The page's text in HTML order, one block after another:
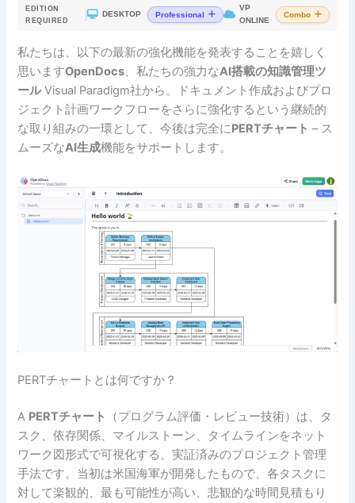
EDITION
REQUIRED
DESKTOP Professional
VP
ONLINE
Combo
私たちは、以下の最新の強化機能を発表することを嬉しく
思いますOpenDocs、私たちの強力なAI搭載の知識管理ツ
ールVisual Paradigm社から。ドキュメント作成およびプロ
ジェクト計画ワークフローをさらに強化するという継続的
な取り組みの一環として、今後は完全にPERTチャート – ス
ムーズなAI生成機能をサポートします。
PERTチャートとは何ですか？
A PERTチャート
（プログラム評価・レビュー技術）は、タ
スク、依存関係、マイルストーン、タイムラインをネット
ワーク図形式で可視化する、実証済みのプロジェクト管理
手法です。当初は米国海軍が開発したもので、各タスクに
対して楽観的、最も可能性が高い、悲観的な時間見積もり